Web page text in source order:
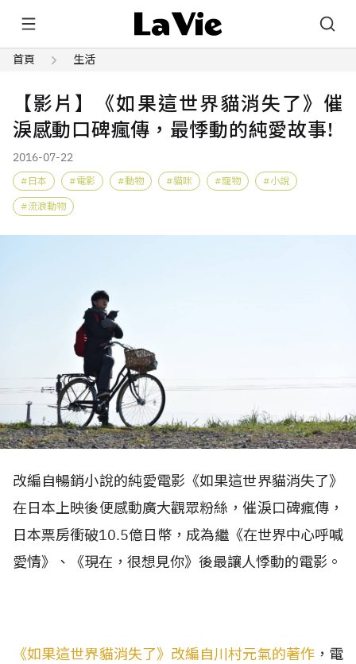
首頁 生活
【影片】《如果這世界貓消失了》催
淚感動口碑瘋傳，最悸動的純愛故事!
2016-07-22
日本 電影 動物 貓咪 寵物 小說
流浪動物
改編自暢銷小說的純愛電影《如果這世界貓消失了》
在日本上映後便感動廣大觀眾粉絲，催淚口碑瘋傳，
日本票房衝破10.5億日幣，成為繼《在世界中心呼喊
愛情》、《現在，很想見你》後最讓人悸動的電影。
《如果這世界貓消失了》改編自川村元氣的著作，電